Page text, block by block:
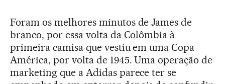
Foram os melhores minutos de James de
branco, por essa volta da Colômbia à
primeira camisa que vestiu em uma Copa
América, por volta de 1945. Uma operação de
marketing que a Adidas parece ter se